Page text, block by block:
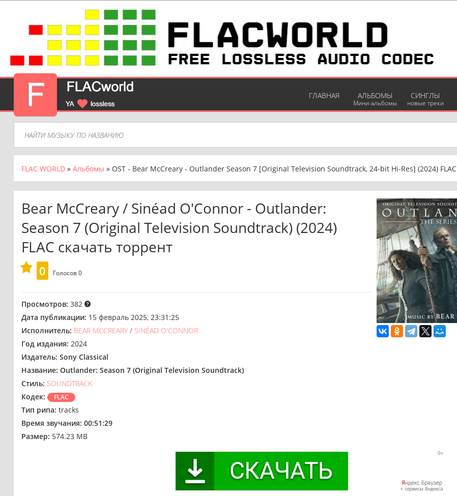
ГЛАВНАЯ АЛЬБОМЫ
Мини-альбомы
СИНГЛЫ
новые треки
FLAC WORLD » Альбомы » OST - Bear McCreary - Outlander Season 7 [Original Television Soundtrack, 24-bit Hi-Res] (2024) FLAC
Bear McCreary / Sinéad O'Connor - Outlander:
Season 7 (Original Television Soundtrack) (2024)
FLAC скачать торрент
0 Голосов0
Просмотров: 382
Дата публикации: 15 февраль 2025, 23:31:25
Исполнитель: BEAR MCCREARY / SINÉAD O'CONNOR
Год издания: 2024
Издатель: Sony Classical
Название: Outlander: Season 7 (Original Television Soundtrack)
Стиль: SOUNDTRACK
Кодек:
FLAC
Тип рипа: tracks
Время звучания: 00:51:29
Размер: 574.23 MB